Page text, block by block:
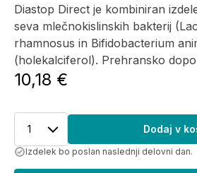
Diastop Direct je kombiniran
seva mlečnokislinskih bakterij
rhamnosus in Bifidobacterium
(holekalciferol). Prehransko
10,18 €
1 Dodaj v
Izdelek bo poslan naslednji delovni dan.